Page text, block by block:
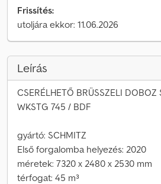
Frissítés:
utoljára ekkor: 11.06.2026
Leírás
CSERÉLHETŐ BRÜSSZELI DOBOZ
WKSTG 745 / BDF
gyártó: SCHMITZ
Első forgalomba helyezés: 2020
méretek: 7320 x 2480 x 2530 mm
térfogat: 45 m³